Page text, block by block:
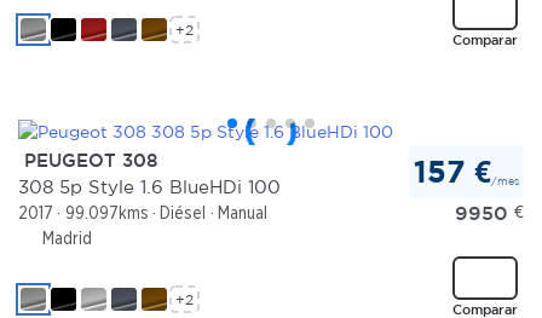
Comparar
+2
PEUGEOT 308
308 5p Style 1.6 BlueHDi 100
2017 99.097kms Diésel
Manual
Madrid
157 €/mes
9950 €
Comparar
+2